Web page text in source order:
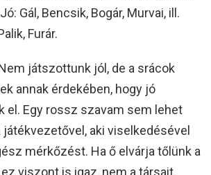
Gál, Bencsik, Bogár, Murvai, ill.
Furár.
játszottunk jól, de a srácok
annak érdekében, hogy jó
el. Egy rossz szavam sem lehet
játékvezetővel, aki viselkedésével
mérkőzést. Ha ő elvárja tőlünk a
viszont is igaz, nem a társait